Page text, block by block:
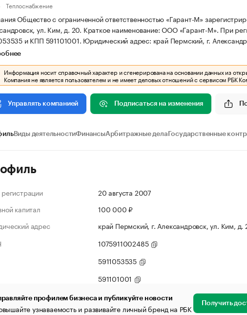
Теплоснабжение
Общество с ограниченной ответственностью «Гарант-М»
ул. Ким, д. 20. Краткое наименование: ООО «Гарант-М». При
и КПП 591101001. Юридический адрес: край Пермский, г.
Информация носит справочный характер и сгенерирована на основании данных из
Компания не является пользователем и не имеет деловых отношений с сервисом РБК
Управлять компанией Подписаться на изменения
Виды деятельностиФинансыАрбитражные дела Государственные
20 августа 2007
капитал
100 000 ₽
адрес
край Пермский, г. Александровск, ул. Ким,
1075911002485
5911053535
591101001
профилем бизнеса и публикуйте новости
узнаваемость и развивайте личный бренд на РБК Получить